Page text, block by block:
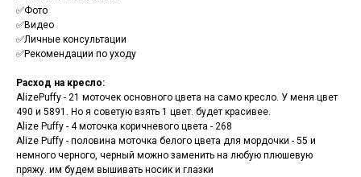
✅Фото
✅Видео
✅Личные консультации
✅Рекомендации по уходу
Расход на кресло:
AlizePuffy - 21 моточек основного цвета на само кресло. У меня цвет
490 и 5891. Но я советую взять 1 цвет. будет красивее.
Alize Puffy - 4 моточка коричневого цвета - 268
Alize Puffy - половина моточка белого цвета для мордочки - 55 и
немного черного, черный можно заменить на любую плюшевую
пряжу. им будем вышивать носик и глазки